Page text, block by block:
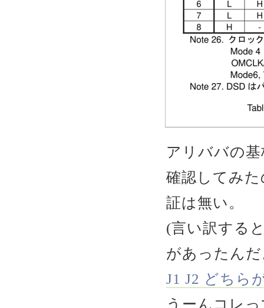
アリババの
確認してみ
証は無い。
(言い訳する
があったん
J1 J2 どちら
うーんコレ